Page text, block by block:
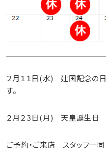
２月１１日(水) 建国記念の
す。
２月２３日(月) 天皇誕生日
ご予約・ご来店 スタッフ一